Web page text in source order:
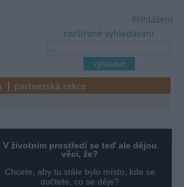
rozšířené vyhledávání
Přihlášení
partnerská sekce